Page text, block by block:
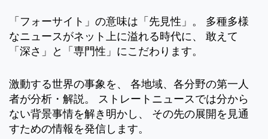
「フォーサイト」の意味は「先見性」。 多種多様
なニュースがネット上に溢れる時代に、 敢えて
「深さ」と「専門性」にこだわります。
激動する世界の事象を、 各地域、各分野の第一人
者が分析・解説。 ストレートニュースでは分から
ない背景事情を解き明かし、 その先の展開を見通
すための情報を発信します。